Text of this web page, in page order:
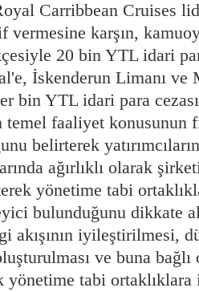
Carribbean Cruises
vermesine karşın,
20 bin YTL idari
İskenderun Limanı ve
bin YTL idari para
faaliyet konusunun
belirterek
ağırlıklı olarak
yönetime tabi
bulunduğunu dikkate
akışının iyileştirilmesi,
ve buna
yönetime tabi